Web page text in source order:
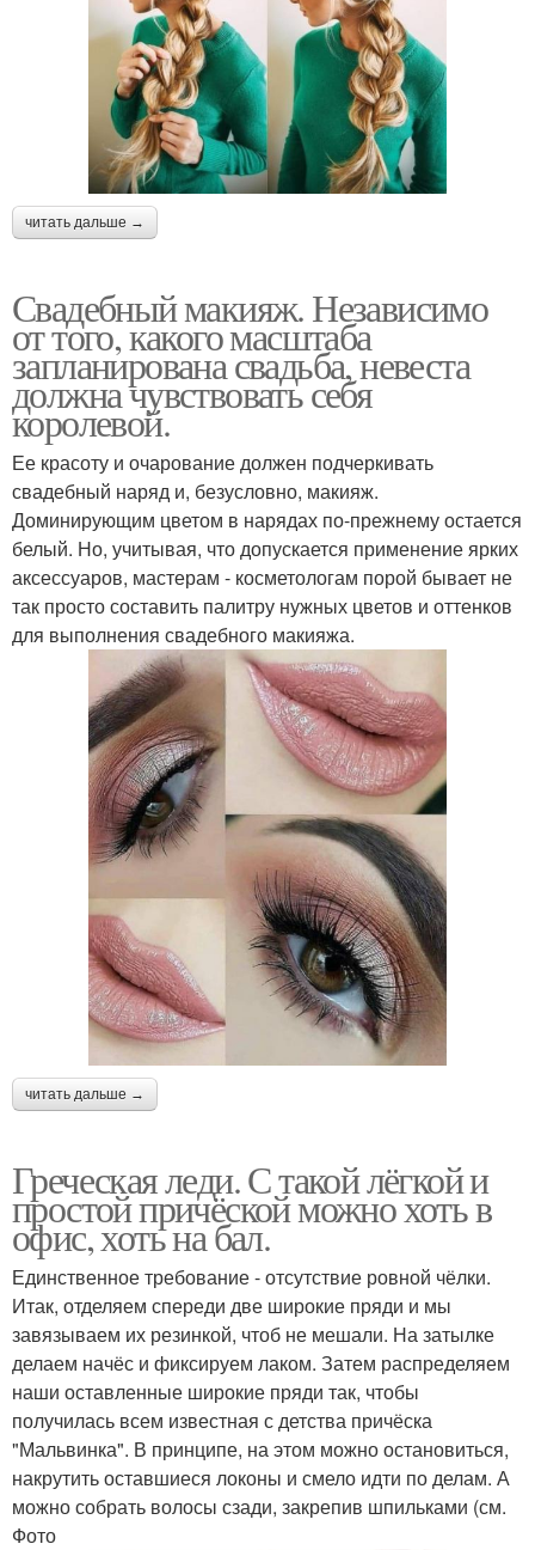
читать дальше →
Свадебный макияж. Независимо
от того, какого масштаба
запланирована свадьба, невеста
должна чувствовать себя
королевой.
Ее красоту и очарование должен подчеркивать
свадебный наряд и, безусловно, макияж.
Доминирующим цветом в нарядах по-прежнему остается
белый. Но, учитывая, что допускается применение ярких
аксессуаров, мастерам - косметологам порой бывает не
так просто составить палитру нужных цветов и оттенков
для выполнения свадебного макияжа.
читать дальше →
Греческая леди. С такой лёгкой и
простой причёской можно хоть в
офис, хоть на бал.
Единственное требование - отсутствие ровной чёлки.
Итак, отделяем спереди две широкие пряди и мы
завязываем их резинкой, чтоб не мешали. На затылке
делаем начёс и фиксируем лаком. Затем распределяем
наши оставленные широкие пряди так, чтобы
получилась всем известная с детства причёска
"Мальвинка". В принципе, на этом можно остановиться,
накрутить оставшиеся локоны и смело идти по делам. А
можно собрать волосы сзади, закрепив шпильками (см.
Фото